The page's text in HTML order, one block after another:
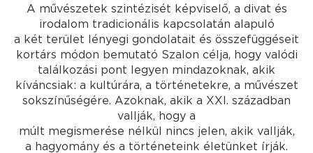
A művészetek szintézisét képviselő, a divat és
irodalom tradicionális kapcsolatán alapuló
a két terület lényegi gondolatait és összefüggéseit
kortárs módon bemutató Szalon célja, hogy valódi
találkozási pont legyen mindazoknak, akik
kíváncsiak: a kultúrára, a történetekre, a művészet
sokszínűségére. Azoknak, akik a XXI. században
vallják, hogy a
múlt megismerése nélkül nincs jelen, akik vallják,
a hagyomány és a történeteink életünket írják.